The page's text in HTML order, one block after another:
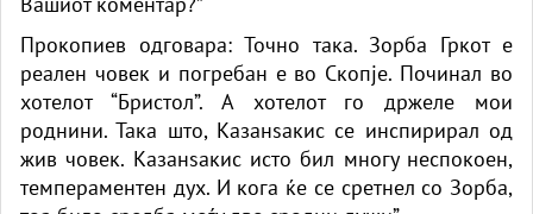
Прокопиев одговара: Точно така. Зорба Гркот е
реален човек и погребан е во Скопје. Починал во
хотелот “Бристол”. А хотелот го држеле мои
роднини. Така што, Казанѕакис се инспирирал од
жив човек. Казанѕакис исто бил многу неспокоен,
темпераментен дух. И кога ќе се сретнел со Зорба,